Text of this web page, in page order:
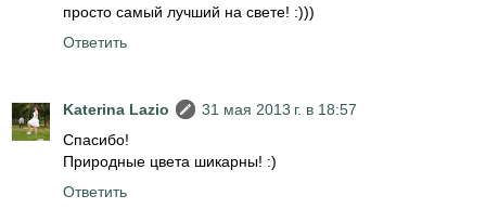
просто самый лучший на свете! :)))
Ответить
Katerina Lazio
31 мая 2013 г. в 18:57
Спасибо!
Природные цвета шикарны! :)
Ответить